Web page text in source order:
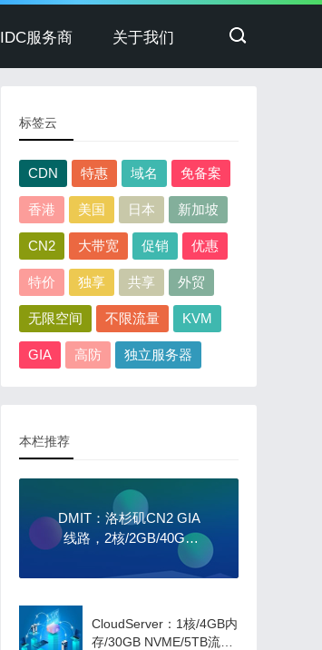
IDC服务商 关于我们
标签云
CDN 特惠 域名 免备案
香港 美国 日本 新加坡
CN2 大带宽 促销 优惠
特价 独享 共享 外贸
无限空间 不限流量 KVM
GIA 高防 独立服务器
本栏推荐
DMIT：洛杉矶CN2 GIA
线路，2核/2GB/40GB
量/5Gbps大带宽，$59/
CloudServer：1核/4GB内
存/30GB NVME/5TB流